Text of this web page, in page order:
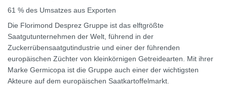
61 % des Umsatzes aus Exporten
Die Florimond Desprez Gruppe ist das elftgrößte
Saatgutunternehmen der Welt, führend in der
Zuckerrübensaatgutindustrie und einer der führenden
europäischen Züchter von kleinkörnigen Getreidearten. Mit ihrer
Marke Germicopa ist die Gruppe auch einer der wichtigsten
Akteure auf dem europäischen Saatkartoffelmarkt.